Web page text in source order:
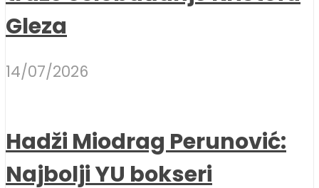
Gleza
14/07/2026
Hadži Miodrag Perunović:
Najbolji YU bokseri